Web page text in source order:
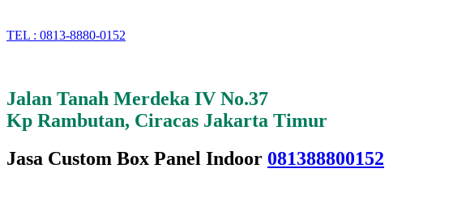
TEL : 0813-8880-0152
Jalan Tanah Merdeka IV No.37
Kp Rambutan, Ciracas Jakarta Timur
Jasa Custom Box Panel Indoor 081388800152